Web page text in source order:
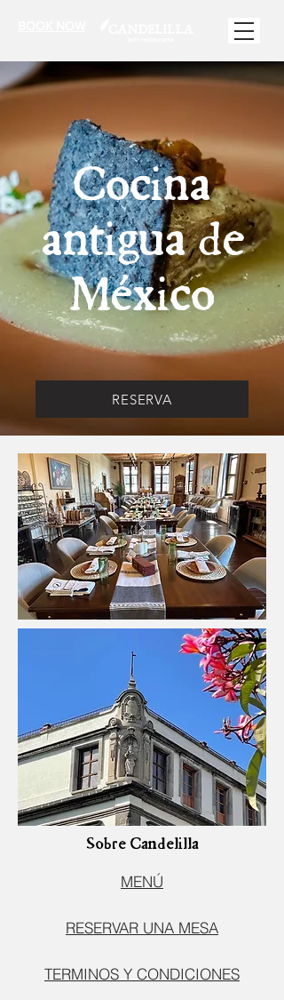
Cocina
antigua de
México
RESERVA
Sobre Candelilla
MENÚ
RESERVAR UNA MESA
TERMINOS Y CONDICIONES